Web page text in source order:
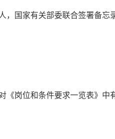
国家有关部委联合签署备忘
岗位和条件要求一览表》